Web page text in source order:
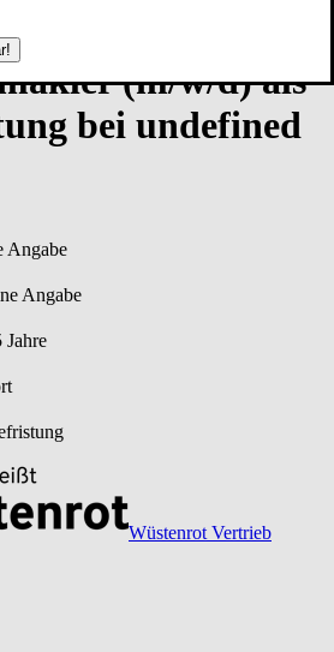
(m/w/d) al­s
bei un­de­fi­ned
Angabe
Angabe
Jahre
Wüstenrot Vertrieb